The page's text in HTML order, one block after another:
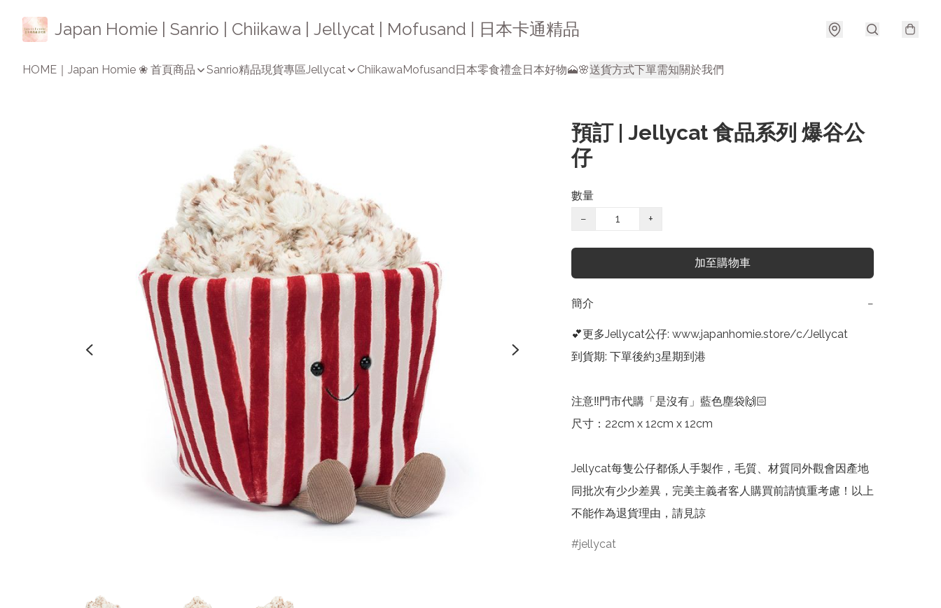
Japan Homie | Sanrio | Chiikawa | Jellycat | Mofusand | 日本卡通精品
HOME｜Japan Homie ❀ 首頁商品 Sanrio精品現貨專區Jellycat ChiikawaMofusand日本零食禮盒日本好物🗻🌸送貨方式下單需知關於我們
預訂 | Jellycat 食品系列 爆谷公
仔
數量
−
+
加至購物車
簡介 −
💕更多Jellycat公仔: www.japanhomie.store/c/Jellycat
到貨期: 下單後約3星期到港
注意‼️門市代購「是沒有」藍色塵袋🙌🏻
尺寸：22cm x 12cm x 12cm
Jellycat每隻公仔都係人手製作，毛質、材質同外觀會因產地
同批次有少少差異，完美主義者客人購買前請慎重考慮！以上
不能作為退貨理由，請見諒
jellycat